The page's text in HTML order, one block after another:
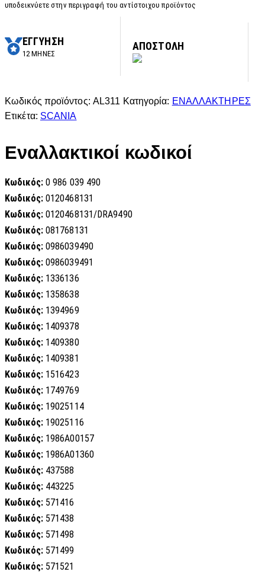
υποδεικνύετε στην περιγραφή του αντίστοιχου προϊόντος
ΕΓΓΥΗΣΗ
12 ΜΗΝΕΣ
ΑΠΟΣΤΟΛΗ
Κωδικός προϊόντος: AL311 Κατηγορία: ΕΝΑΛΛΑΚΤΗΡΕΣ
Ετικέτα: SCANIA
Εναλλακτικοί κωδικοί
Κωδικός: 0 986 039 490
Κωδικός: 0120468131
Κωδικός: 0120468131/DRA9490
Κωδικός: 081768131
Κωδικός: 0986039490
Κωδικός: 0986039491
Κωδικός: 1336136
Κωδικός: 1358638
Κωδικός: 1394969
Κωδικός: 1409378
Κωδικός: 1409380
Κωδικός: 1409381
Κωδικός: 1516423
Κωδικός: 1749769
Κωδικός: 19025114
Κωδικός: 19025116
Κωδικός: 1986A00157
Κωδικός: 1986A01360
Κωδικός: 437588
Κωδικός: 443225
Κωδικός: 571416
Κωδικός: 571438
Κωδικός: 571498
Κωδικός: 571499
Κωδικός: 571521